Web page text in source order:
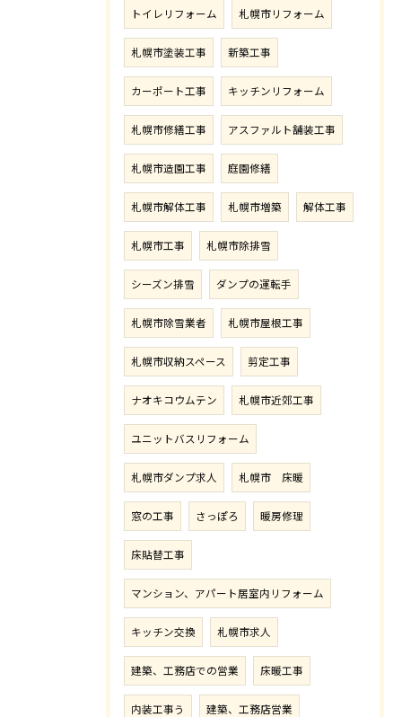
トイレリフォーム 札幌市リフォーム
札幌市塗装工事 新築工事
カーポート工事 キッチンリフォーム
札幌市修繕工事 アスファルト舗装工事
札幌市造園工事 庭園修繕
札幌市解体工事 札幌市増築 解体工事
札幌市工事 札幌市除排雪
シーズン排雪 ダンプの運転手
札幌市除雪業者 札幌市屋根工事
札幌市収納スペース 剪定工事
ナオキコウムテン 札幌市近郊工事
ユニットバスリフォーム
札幌市ダンプ求人 札幌市 床暖
窓の工事 さっぽろ 暖房修理
床貼替工事
マンション、アパート居室内リフォーム
キッチン交換 札幌市求人
建築、工務店での営業 床暖工事
内装工事う 建築、工務店営業